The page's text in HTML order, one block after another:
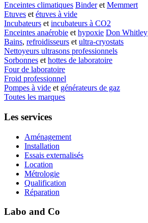
Enceintes climatiques Binderet Memmert
Etuves et étuves à vide
Incubateurs et incubateurs à CO2
Enceintes anaérobie et hypoxie Don Whitley
Bains, refroidisseurs et ultra-cryostats
Nettoyeurs ultrasons professionnels
Sorbonnes et hottes de laboratoire
Four de laboratoire
Froid professionnel
Pompes à vide et générateurs de gaz
Toutes les marques
Les services
Aménagement
Installation
Essais externalisés
Location
Métrologie
Qualification
Réparation
Labo and Co